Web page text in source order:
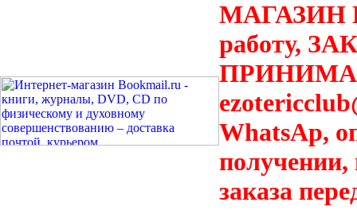
МАГАЗИН
работу,
WhatsAp,
получении,
заказа